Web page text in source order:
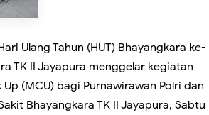
Ulang Tahun (HUT) Bhayangkara ke-
TK II Jayapura menggelar kegiatan
(MCU) bagi Purnawirawan Polri dan
Bhayangkara TK II Jayapura, Sabtu